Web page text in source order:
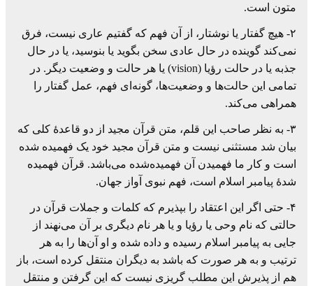
متون است.
۲- هیچ گفتار یا نوشتار، از آن فهم که گفتیم عاری نیست، فرق
نمی‌کند گوینده در حال عادی سخن بگوید یا بنوسید، یا در حال
جذبه یا در حالت رؤیا (vision) یا هر حالت و وضعیت دیگر. در
تمامی این حالت‌ها و وضعیت‌ها، گونه‌ای فهم، عمل گفتار را
همراهی می‌کند.
۳- به نظر صاحب این قلم، متن قرآن مجید از دو قاعدۀ کلی که
بیان شد مستثنی نیست و متن قرآن مجید خود یک فهمیده شده
است و کار ما فهمیدن آن فهمیده‌شده می‌باشد. قرآن فهمیده
شدۀ پیامبر اسلام است، فهم نبوی آواز جهان.
۴- حتی اگر این اعتقاد را بپذیرم که کلمات و جملات قرآن در
حالتی که نام وحی یا رؤیا و یا هر نام دیگری بر آن می‌نهند از
جایی به پیامبر اسلام رسیده و داده شده و او آن‌ها را به هر
ترتیب و به ‌هر صورت که باشد به دیگران منتقل کرده است، باز
هم از پذیرش این مطلب گریزی نیست که این گرفتن و منتقل